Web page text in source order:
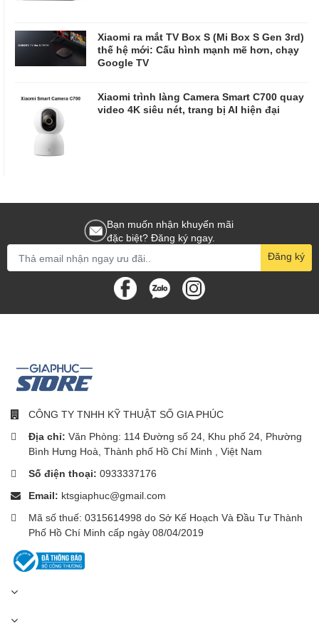
Xiaomi ra mắt TV Box S (Mi Box S Gen 3rd)
thế hệ mới: Cấu hình mạnh mẽ hơn, chạy
Google TV
Xiaomi trình làng Camera Smart C700 quay
video 4K siêu nét, trang bị AI hiện đại
Bạn muốn nhận khuyến mãi
đặc biệt? Đăng ký ngay.
Đăng ký
CÔNG TY TNHH KỸ THUẬT SỐ GIA PHÚC
Địa chỉ: Văn Phòng: 114 Đường số 24, Khu phố 24, Phường
Bình Hưng Hoà, Thành phố Hồ Chí Minh , Việt Nam
Số điện thoại: 0933337176
Email: ktsgiaphuc@gmail.com
Mã số thuế: 0315614998 do Sở Kế Hoạch Và Đầu Tư Thành
Phố Hồ Chí Minh cấp ngày 08/04/2019